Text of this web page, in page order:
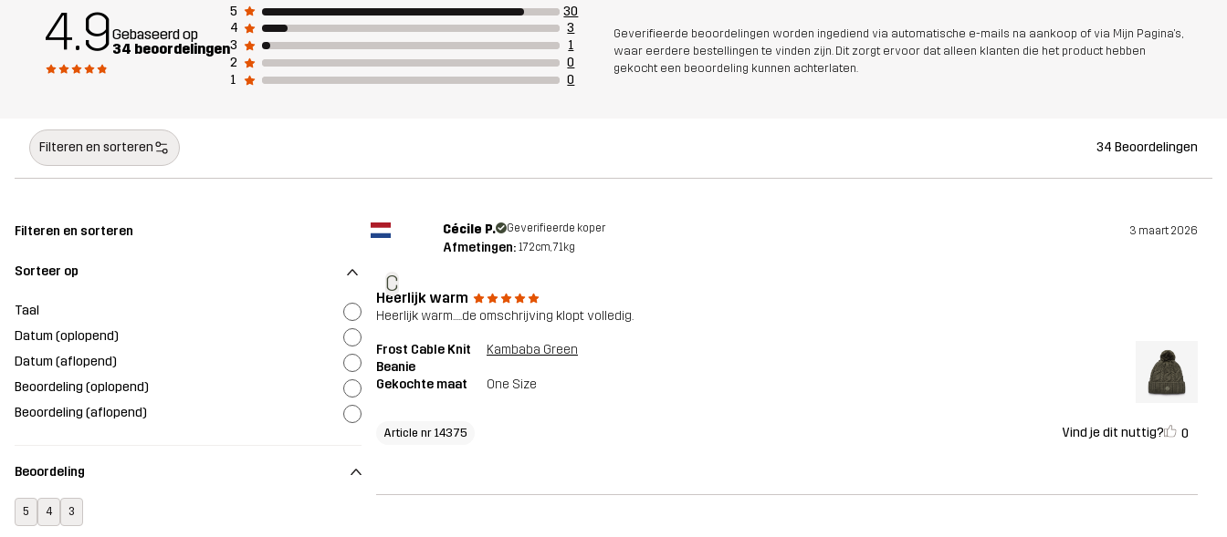
4.9Gebaseerd op
34 beoordelingen
5
30
4
3
3
1
2
0
1
0
Geverifieerde beoordelingen worden ingediend via automatische e-mails na aankoop of via Mijn Pagina's,
waar eerdere bestellingen te vinden zijn. Dit zorgt ervoor dat alleen klanten die het product hebben
gekocht een beoordeling kunnen achterlaten.
Filteren en sorteren 34 Beoordelingen
Filteren en sorteren
Sorteer op
Taal
Datum (oplopend)
Datum (aflopend)
Beoordeling (oplopend)
Beoordeling (aflopend)
Beoordeling
5 4 3
C
Cécile P. Geverifieerde koper 3 maart 2026
Afmetingen: 172cm, 71kg
Heerlijk warm
Heerlijk warm.....de omschrijving klopt volledig.
Frost Cable Knit
Beanie
Kambaba Green
Gekochte maat One Size
Article nr 14375 Vind je dit nuttig? 0